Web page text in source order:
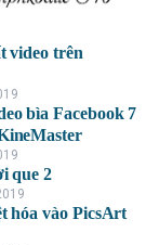
video trên
bìa Facebook 7
que 2
hóa vào PicsArt